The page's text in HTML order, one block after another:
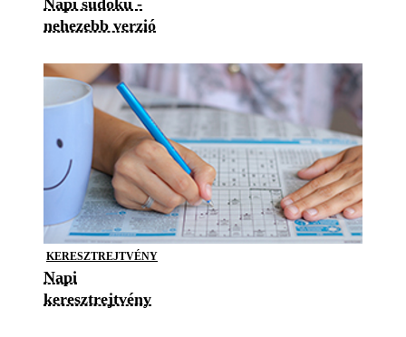
Napi sudoku -
nehezebb verzió
KERESZTREJTVÉNY
Napi
keresztrejtvény